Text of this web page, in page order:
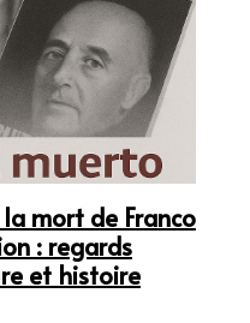
mort de Franco
: regards
et histoire